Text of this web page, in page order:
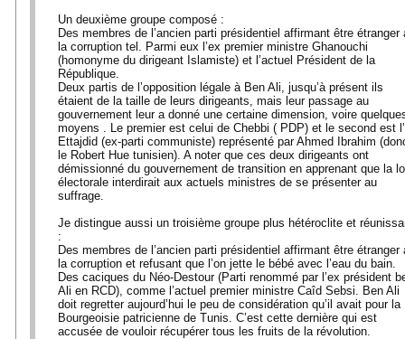
Un deuxième groupe composé :
Des membres de l’ancien parti présidentiel affirmant être étranger
la corruption tel. Parmi eux l’ex premier ministre Ghanouchi
(homonyme du dirigeant Islamiste) et l’actuel Président de la
République.
Deux partis de l’opposition légale à Ben Ali, jusqu’à présent ils
étaient de la taille de leurs dirigeants, mais leur passage au
gouvernement leur a donné une certaine dimension, voire
moyens . Le premier est celui de Chebbi ( PDP) et le second est l’
Ettajdid (ex-parti communiste) représenté par Ahmed Ibrahim
le Robert Hue tunisien). A noter que ces deux dirigeants ont
démissionné du gouvernement de transition en apprenant que la
électorale interdirait aux actuels ministres de se présenter au
suffrage.
Je distingue aussi un troisième groupe plus hétéroclite et
:
Des membres de l’ancien parti présidentiel affirmant être étranger
la corruption et refusant que l’on jette le bébé avec l’eau du bain.
Des caciques du Néo-Destour (Parti renommé par l’ex président
Ali en RCD), comme l’actuel premier ministre Caîd Sebsi. Ben Ali
doit regretter aujourd’hui le peu de considération qu’il avait pour la
Bourgeoisie patricienne de Tunis. C’est cette dernière qui est
accusée de vouloir récupérer tous les fruits de la révolution.